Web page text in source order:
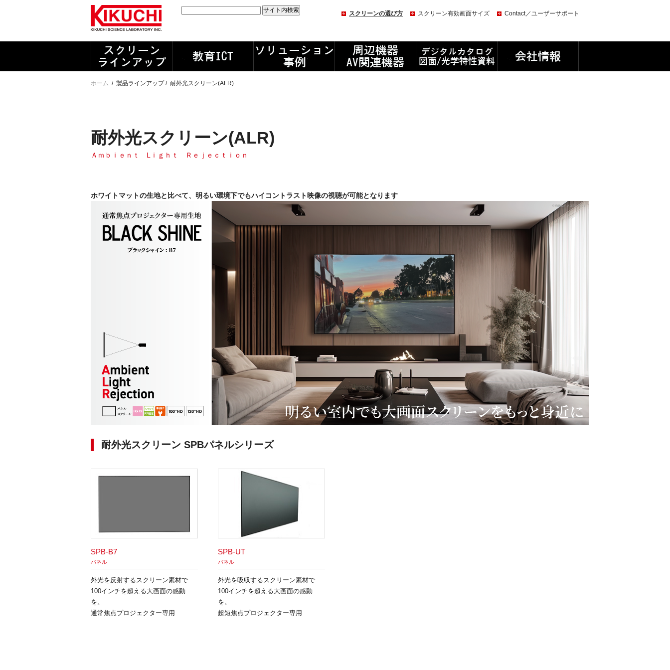
スクリーンの選び方 スクリーン有効画面サイズ Contact／ユーザーサポート
ホーム / 製品ラインアップ / 耐外光スクリーン(ALR)
耐外光スクリーン(ALR)
Ａｍｂｉｅｎｔ Lｉｇｈｔ Ｒｅｊｅｃｔｉｏｎ
ホワイトマットの生地と比べて、明るい環境下でもハイコントラスト映像の視聴が可能となります
耐外光スクリーン SPBパネルシリーズ
SPB-B7
パネル
外光を反射するスクリーン素材で
100インチを超える大画面の感動
を。
通常焦点プロジェクター専用
SPB-UT
パネル
外光を吸収するスクリーン素材で
100インチを超える大画面の感動
を。
超短焦点プロジェクター専用